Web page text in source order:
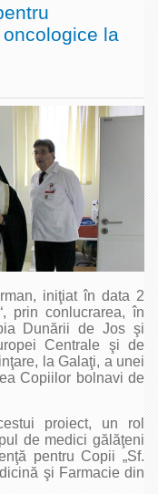
la
iniţiat în data 2
prin conlucrarea, în
Dunării de Jos şi
Centrale şi de
la Galaţi, a unei
Copiilor bolnavi de
proiect, un rol
de medici gălăţeni
pentru Copii „Sf.
şi Farmacie din